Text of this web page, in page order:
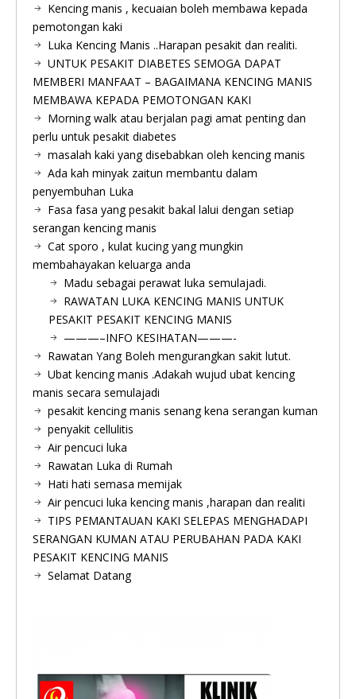
Kencing manis , kecuaian boleh membawa kepada
pemotongan kaki
Luka Kencing Manis ..Harapan pesakit dan realiti.
UNTUK PESAKIT DIABETES SEMOGA DAPAT
MEMBERI MANFAAT – BAGAIMANA KENCING MANIS
MEMBAWA KEPADA PEMOTONGAN KAKI
Morning walk atau berjalan pagi amat penting dan
perlu untuk pesakit diabetes
masalah kaki yang disebabkan oleh kencing manis
Ada kah minyak zaitun membantu dalam
penyembuhan Luka
Fasa fasa yang pesakit bakal lalui dengan setiap
serangan kencing manis
Cat sporo , kulat kucing yang mungkin
membahayakan keluarga anda
Madu sebagai perawat luka semulajadi.
RAWATAN LUKA KENCING MANIS UNTUK
PESAKIT PESAKIT KENCING MANIS
———–INFO KESIHATAN———-
Rawatan Yang Boleh mengurangkan sakit lutut.
Ubat kencing manis .Adakah wujud ubat kencing
manis secara semulajadi
pesakit kencing manis senang kena serangan kuman
penyakit cellulitis
Air pencuci luka
Rawatan Luka di Rumah
Hati hati semasa memijak
Air pencuci luka kencing manis ,harapan dan realiti
TIPS PEMANTAUAN KAKI SELEPAS MENGHADAPI
SERANGAN KUMAN ATAU PERUBAHAN PADA KAKI
PESAKIT KENCING MANIS
Selamat Datang